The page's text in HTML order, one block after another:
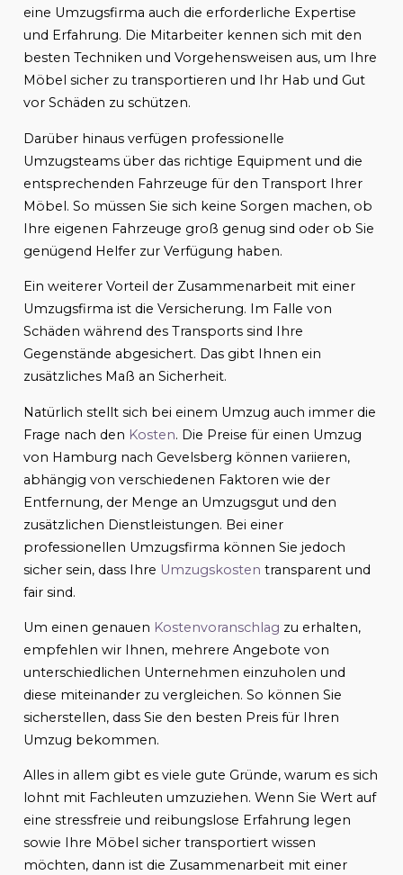
eine Umzugsfirma auch die erforderliche Expertise
und Erfahrung. Die Mitarbeiter kennen sich mit den
besten Techniken und Vorgehensweisen aus, um Ihre
Möbel sicher zu transportieren und Ihr Hab und Gut
vor Schäden zu schützen.
Darüber hinaus verfügen professionelle
Umzugsteams über das richtige Equipment und die
entsprechenden Fahrzeuge für den Transport Ihrer
Möbel. So müssen Sie sich keine Sorgen machen, ob
Ihre eigenen Fahrzeuge groß genug sind oder ob Sie
genügend Helfer zur Verfügung haben.
Ein weiterer Vorteil der Zusammenarbeit mit einer
Umzugsfirma ist die Versicherung. Im Falle von
Schäden während des Transports sind Ihre
Gegenstände abgesichert. Das gibt Ihnen ein
zusätzliches Maß an Sicherheit.
Natürlich stellt sich bei einem Umzug auch immer die
Frage nach den Kosten. Die Preise für einen Umzug
von Hamburg nach Gevelsberg können variieren,
abhängig von verschiedenen Faktoren wie der
Entfernung, der Menge an Umzugsgut und den
zusätzlichen Dienstleistungen. Bei einer
professionellen Umzugsfirma können Sie jedoch
sicher sein, dass Ihre Umzugskosten transparent und
fair sind.
Um einen genauen Kostenvoranschlag zu erhalten,
empfehlen wir Ihnen, mehrere Angebote von
unterschiedlichen Unternehmen einzuholen und
diese miteinander zu vergleichen. So können Sie
sicherstellen, dass Sie den besten Preis für Ihren
Umzug bekommen.
Alles in allem gibt es viele gute Gründe, warum es sich
lohnt mit Fachleuten umzuziehen. Wenn Sie Wert auf
eine stressfreie und reibungslose Erfahrung legen
sowie Ihre Möbel sicher transportiert wissen
möchten, dann ist die Zusammenarbeit mit einer